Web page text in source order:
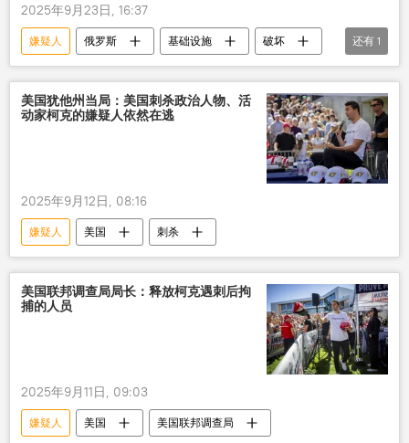
2025年9月23日, 16:37
嫌疑人 俄罗斯 基础设施
破坏
俄罗斯联邦安全局
还有 1
美国犹他州当局：美国刺杀政治人物、活
动家柯克的嫌疑人依然在逃
2025年9月12日, 08:16
嫌疑人 美国 刺杀
美国联邦调查局局长：释放柯克遇刺后拘
捕的人员
2025年9月11日, 09:03
嫌疑人 美国 美国联邦调查局